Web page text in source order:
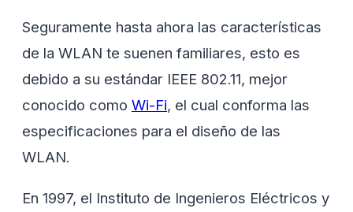
Seguramente hasta ahora las características
de la WLAN te suenen familiares, esto es
debido a su estándar IEEE 802.11, mejor
conocido como Wi-Fi, el cual conforma las
especificaciones para el diseño de las
WLAN.
En 1997, el Instituto de Ingenieros Eléctricos y